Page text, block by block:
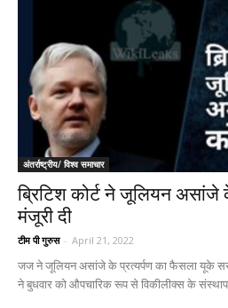
अंतर्राष्ट्रीय/ विश्व समाचार
ब्रिटिश कोर्ट ने जूलियन असांजे
मंजूरी दी
टीम पी गुरुस - April 21, 2022
जज ने जूलियन असांजे के प्रत्यर्पण का फैसला यूके
ने बुधवार को औपचारिक रूप से विकीलीक्स के